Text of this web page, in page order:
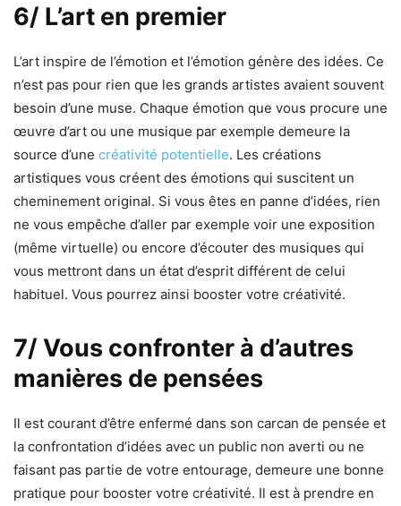
6/ L’art en premier
L’art inspire de l’émotion et l’émotion génère des idées. Ce
n’est pas pour rien que les grands artistes avaient souvent
besoin d’une muse. Chaque émotion que vous procure une
œuvre d’art ou une musique par exemple demeure la
source d’une créativité potentielle. Les créations
artistiques vous créent des émotions qui suscitent un
cheminement original. Si vous êtes en panne d’idées, rien
ne vous empêche d’aller par exemple voir une exposition
(même virtuelle) ou encore d’écouter des musiques qui
vous mettront dans un état d’esprit différent de celui
habituel. Vous pourrez ainsi booster votre créativité.
7/ Vous confronter à d’autres
manières de pensées
Il est courant d’être enfermé dans son carcan de pensée et
la confrontation d’idées avec un public non averti ou ne
faisant pas partie de votre entourage, demeure une bonne
pratique pour booster votre créativité. Il est à prendre en